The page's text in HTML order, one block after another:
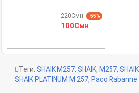
220Смн -55%
100Смн
Теги: SHAIK M257, SHAIK, M257,
SHAIK PLATINUM M 257, Paco Rabanne